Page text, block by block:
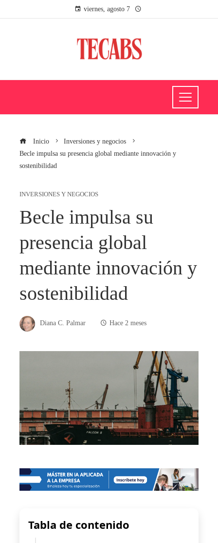
viernes, agosto 7
Inicio
Inversiones y negocios
Becle impulsa su presencia global mediante innovación y
sostenibilidad
INVERSIONES Y NEGOCIOS
Becle impulsa su
presencia global
mediante innovación y
sostenibilidad
Diana C. Palmar Hace 2 meses
Tabla de contenido